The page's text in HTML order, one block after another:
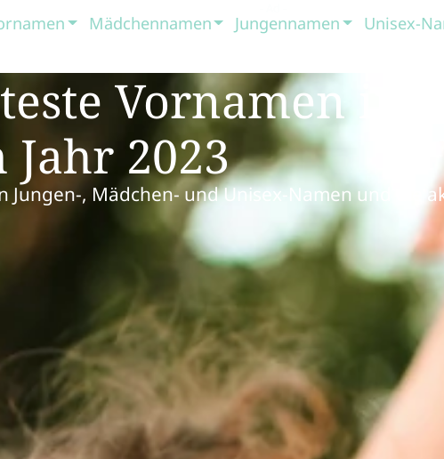
Mädchennamen Jungennamen Unisex-
Vornamen in
2023
Jungen-, Mädchen- und Unisex-Namen und die